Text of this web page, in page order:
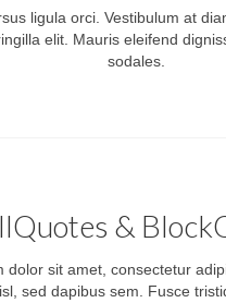
ligula orci. Vestibulum at
elit. Mauris eleifend
sodales.
&
dolor sit amet, consectetur
sed dapibus sem. Fusce